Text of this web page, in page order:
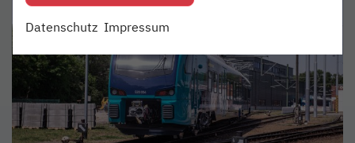
Datenschutz Impressum